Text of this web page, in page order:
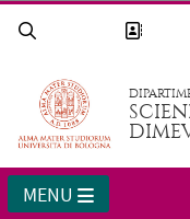
MENU